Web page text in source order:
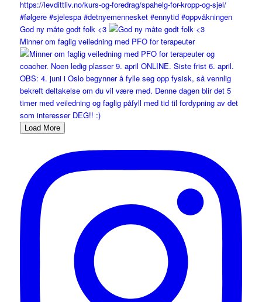
God ny måte godt folk <3
Minner om faglig veiledning med PFO for terapeuter
Load More